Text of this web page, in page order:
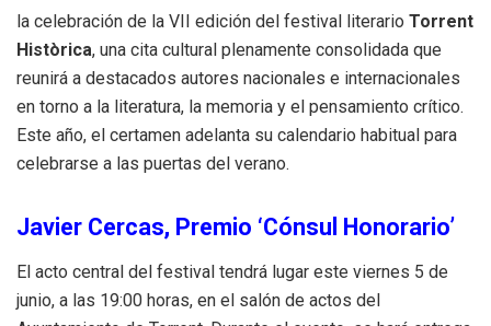
la celebración de la VII edición del festival literario Torrent
Històrica, una cita cultural plenamente consolidada que
reunirá a destacados autores nacionales e internacionales
en torno a la literatura, la memoria y el pensamiento crítico.
Este año, el certamen adelanta su calendario habitual para
celebrarse a las puertas del verano.
Javier Cercas, Premio ‘Cónsul Honorario’
El acto central del festival tendrá lugar este viernes 5 de
junio, a las 19:00 horas, en el salón de actos del